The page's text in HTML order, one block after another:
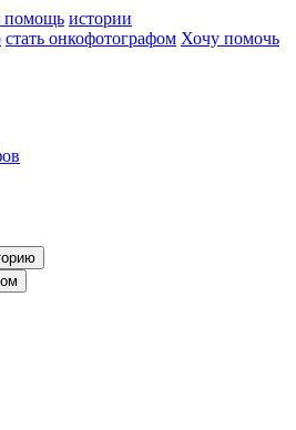
помощь истории
стать онкофотографом Хочу помочь